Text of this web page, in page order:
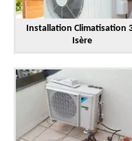
Installation Climatisation
Isère